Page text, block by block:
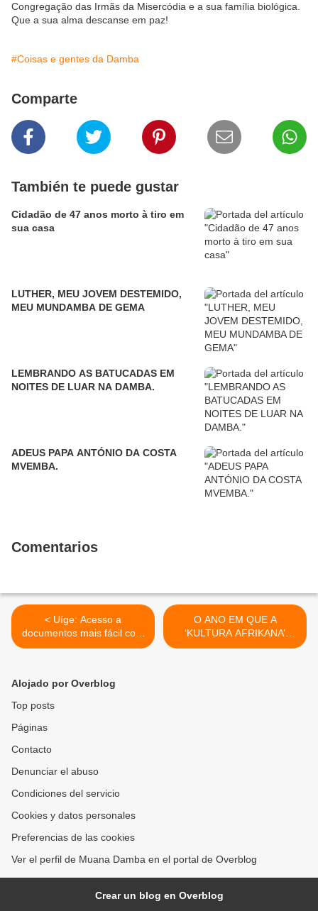
Congregação das Irmãs da Misercódia e a sua família biológica.
Que a sua alma descanse em paz!
#Coisas e gentes da Damba
Comparte
También te puede gustar
Cidadão de 47 anos morto à tiro em
sua casa
LUTHER, MEU JOVEM DESTEMIDO,
MEU MUNDAMBA DE GEMA
LEMBRANDO AS BATUCADAS EM
NOITES DE LUAR NA DAMBA.
ADEUS PAPA ANTÓNIO DA COSTA
MVEMBA.
Comentarios
< Uíge: Acesso a
documentos mais fácil com
"gasosa"
O ANO EM QUE A
‘KULTURA AFRIKANA’
PASSOU O VERAO EM
Alojado por Overblog
Top posts
Páginas
Contacto
Denunciar el abuso
Condiciones del servicio
Cookies y datos personales
Preferencias de las cookies
Ver el perfil de Muana Damba en el portal de Overblog
Crear un blog en Overblog